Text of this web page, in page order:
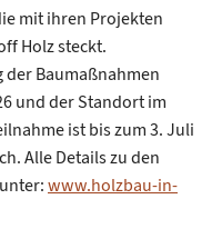
mit ihren Projekten
Holz steckt.
Baumaßnahmen
und der Standort im
ist bis zum 3. Juli
Alle Details zu den
www.holzbau-in-